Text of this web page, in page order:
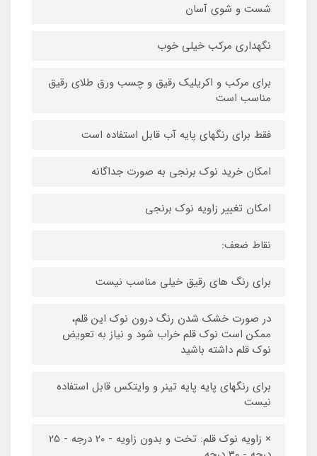
شست و شوی آسان
نگهداری مرکب خیلی خوب
برای مرکب و اکریلیک رقیق و چسب ورق طلای رقیق
مناسب است
فقط برای رنگهای پایه آب قابل استفاده است
امکان خرید نوک برنجی به صورت جداگانه
امکان تغییر زاویه نوک برنجی
نقاط ضعف:
برای رنگ های رقیق خیلی مناسب نیست
در صورت خشک شدن رنگ درون نوک این قلم،
ممکن است نوک قلم خراب شود و نیاز به تعویض
نوک قلم داشته باشید
برای رنگهای پایه پایه تینر و وایتکس قابل استفاده
نیست
× زاویه نوک قلم: تخت و بدون زاویه - 20 درجه - 25